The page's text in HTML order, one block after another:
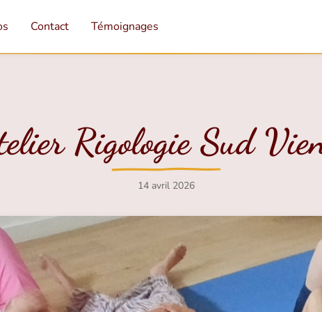
Contact Témoignages
Rigologie Sud
14 avril 2026